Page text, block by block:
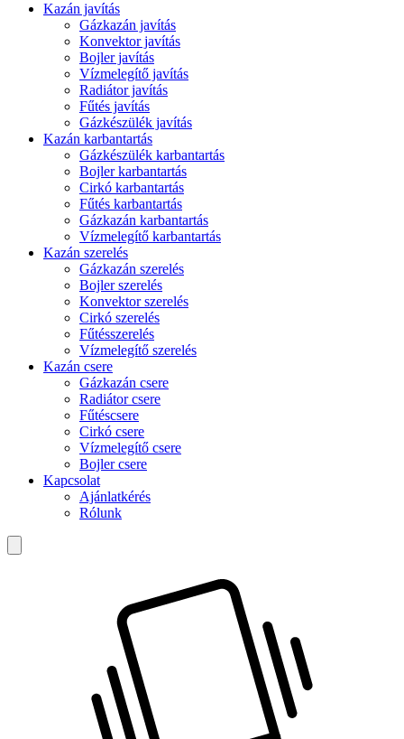
Kazán javítás
Gázkazán javítás
Konvektor javítás
Bojler javítás
Vízmelegítő javítás
Radiátor javítás
Fűtés javítás
Gázkészülék javítás
Kazán karbantartás
Gázkészülék karbantartás
Bojler karbantartás
Cirkó karbantartás
Fűtés karbantartás
Gázkazán karbantartás
Vízmelegítő karbantartás
Kazán szerelés
Gázkazán szerelés
Bojler szerelés
Konvektor szerelés
Cirkó szerelés
Fűtésszerelés
Vízmelegítő szerelés
Kazán csere
Gázkazán csere
Radiátor csere
Fűtéscsere
Cirkó csere
Vízmelegítő csere
Bojler csere
Kapcsolat
Ajánlatkérés
Rólunk